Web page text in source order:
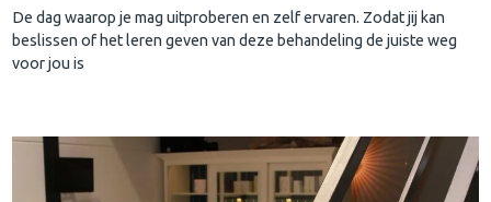
De dag waarop je mag uitproberen en zelf ervaren. Zodat jij kan
beslissen of het leren geven van deze behandeling de juiste weg
voor jou is